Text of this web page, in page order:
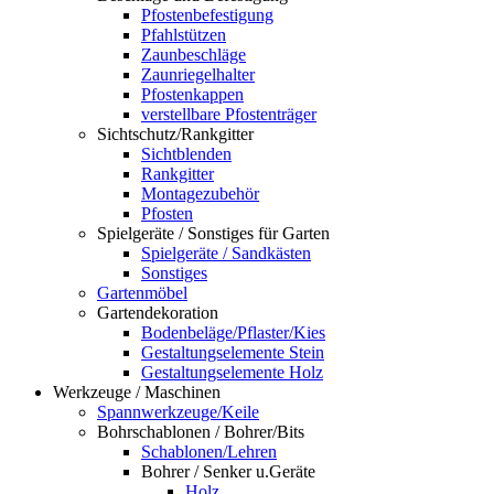
Pfostenbefestigung
Pfahlstützen
Zaunbeschläge
Zaunriegelhalter
Pfostenkappen
verstellbare Pfostenträger
Sichtschutz/Rankgitter
Sichtblenden
Rankgitter
Montagezubehör
Pfosten
Spielgeräte / Sonstiges für Garten
Spielgeräte / Sandkästen
Sonstiges
Gartenmöbel
Gartendekoration
Bodenbeläge/Pflaster/Kies
Gestaltungselemente Stein
Gestaltungselemente Holz
Werkzeuge / Maschinen
Spannwerkzeuge/Keile
Bohrschablonen / Bohrer/Bits
Schablonen/Lehren
Bohrer / Senker u.Geräte